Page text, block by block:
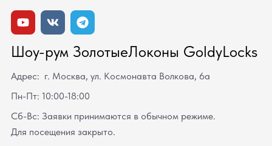
Шоу-рум ЗолотыеЛоконы GoldyLocks
Адрес: г. Москва, ул. Космонавта Волкова, 6а
Пн-Пт: 10:00-18:00
Сб-Вс: Заявки принимаются в обычном режиме.
Для посещения закрыто.